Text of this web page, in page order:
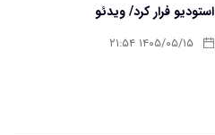
استودیو فرار کرد/ ویدئو
۱۴۰۵/۰۵/۱۵ ۲۱:۵۴